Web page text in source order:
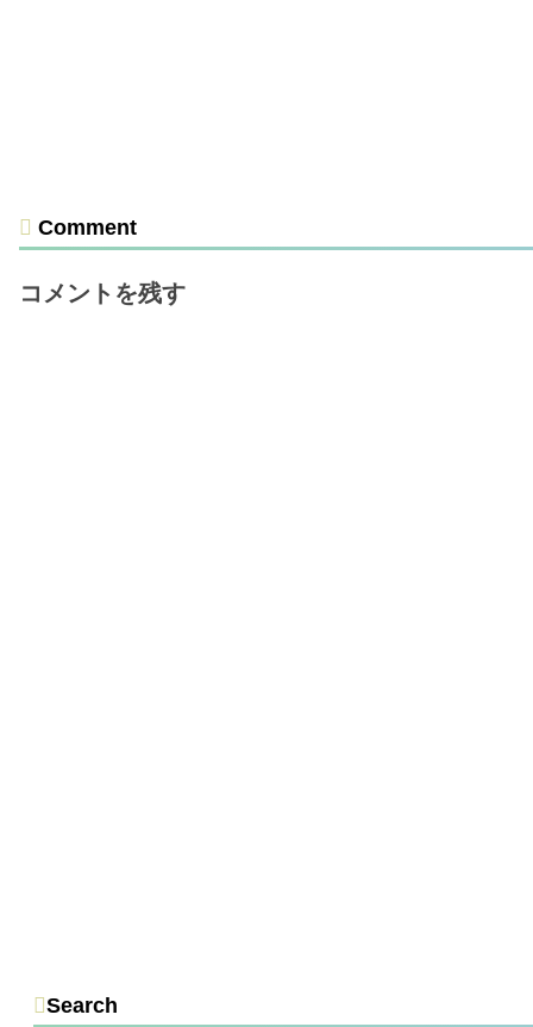
Comment
コメントを残す
Search